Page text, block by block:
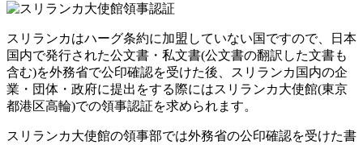
スリランカはハーグ条約に加盟していない国ですので、日本
国内で発行された公文書・私文書(公文書の翻訳した文書も
含む)を外務省で公印確認を受けた後、スリランカ国内の企
業・団体・政府に提出をする際にはスリランカ大使館(東京
都港区高輪)での領事認証を求められます。
スリランカ大使館の領事部では外務省の公印確認を受けた書